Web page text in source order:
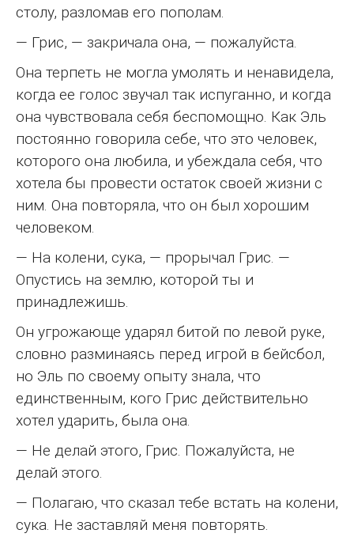
столу, разломав его пополам.
— Грис, — закричала она, — пожалуйста.
Она терпеть не могла умолять и ненавидела,
когда ее голос звучал так испуганно, и когда
она чувствовала себя беспомощно. Как Эль
постоянно говорила себе, что это человек,
которого она любила, и убеждала себя, что
хотела бы провести остаток своей жизни с
ним. Она повторяла, что он был хорошим
человеком.
— На колени, сука, — прорычал Грис. —
Опустись на землю, которой ты и
принадлежишь.
Он угрожающе ударял битой по левой руке,
словно разминаясь перед игрой в бейсбол,
но Эль по своему опыту знала, что
единственным, кого Грис действительно
хотел ударить, была она.
— Не делай этого, Грис. Пожалуйста, не
делай этого.
— Полагаю, что сказал тебе встать на колени,
сука. Не заставляй меня повторять.